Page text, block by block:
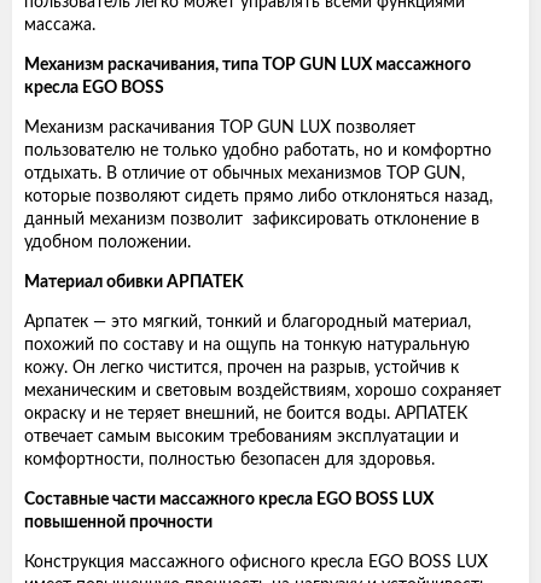
массажа.
Механизм раскачивания, типа TOP GUN LUX массажного
кресла EGO BOSS
Механизм раскачивания TOP GUN LUX позволяет
пользователю не только удобно работать, но и комфортно
отдыхать. В отличие от обычных механизмов TOP GUN,
которые позволяют сидеть прямо либо отклоняться назад,
данный механизм позволит зафиксировать отклонение в
удобном положении.
Материал обивки АРПАТЕК
Арпатек — это мягкий, тонкий и благородный материал,
похожий по составу и на ощупь на тонкую натуральную
кожу. Он легко чистится, прочен на разрыв, устойчив к
механическим и световым воздействиям, хорошо сохраняет
окраску и не теряет внешний, не боится воды. АРПАТЕК
отвечает самым высоким требованиям эксплуатации и
комфортности, полностью безопасен для здоровья.
Составные части массажного кресла EGO BOSS LUX
повышенной прочности
Конструкция массажного офисного кресла EGO BOSS LUX